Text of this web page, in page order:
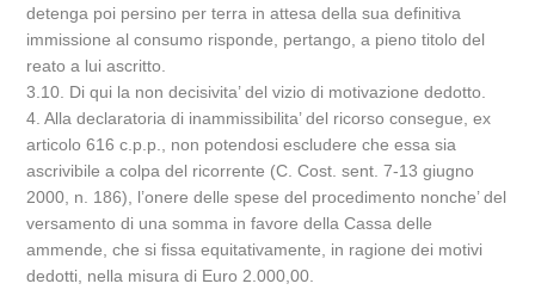
detenga poi persino per terra in attesa della sua definitiva
immissione al consumo risponde, pertango, a pieno titolo del
reato a lui ascritto.
3.10. Di qui la non decisivita’ del vizio di motivazione dedotto.
4. Alla declaratoria di inammissibilita’ del ricorso consegue, ex
articolo 616 c.p.p., non potendosi escludere che essa sia
ascrivibile a colpa del ricorrente (C. Cost. sent. 7-13 giugno
2000, n. 186), l’onere delle spese del procedimento nonche’ del
versamento di una somma in favore della Cassa delle
ammende, che si fissa equitativamente, in ragione dei motivi
dedotti, nella misura di Euro 2.000,00.